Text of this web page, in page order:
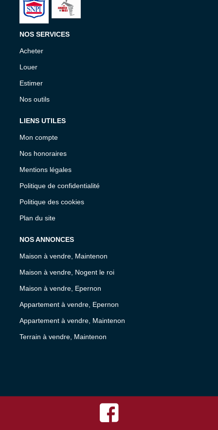
NOS SERVICES
Acheter
Louer
Estimer
Nos outils
LIENS UTILES
Mon compte
Nos honoraires
Mentions légales
Politique de confidentialité
Politique des cookies
Plan du site
NOS ANNONCES
Maison à vendre, Maintenon
Maison à vendre, Nogent le roi
Maison à vendre, Epernon
Appartement à vendre, Epernon
Appartement à vendre, Maintenon
Terrain à vendre, Maintenon